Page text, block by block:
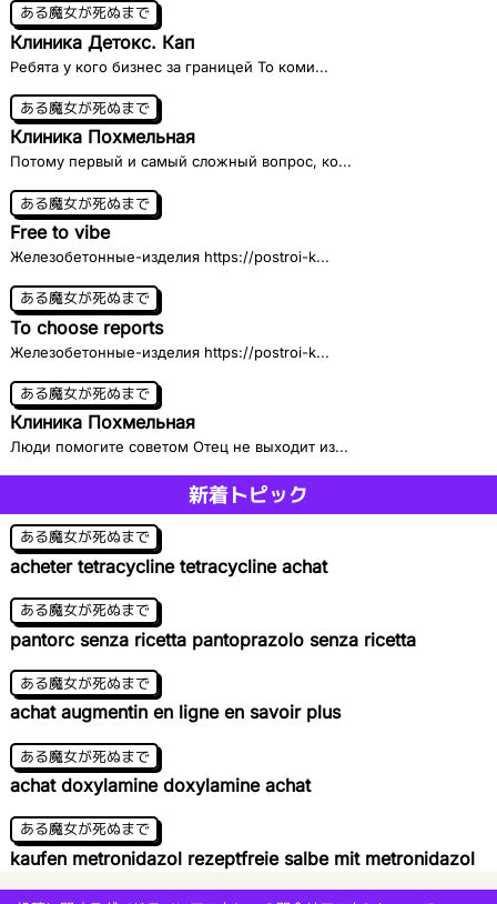
ある魔女が死ぬまで
Клиника Детокс. Кап
Ребята у кого бизнес за границей То коми...
ある魔女が死ぬまで
Клиника Похмельная
Потому первый и самый сложный вопрос, ко...
ある魔女が死ぬまで
Free to vibe
Железобетонные-изделия https://postroi-k...
ある魔女が死ぬまで
To choose reports
Железобетонные-изделия https://postroi-k...
ある魔女が死ぬまで
Клиника Похмельная
Люди помогите советом Отец не выходит из...
新着トピック
ある魔女が死ぬまで
acheter tetracycline tetracycline achat
ある魔女が死ぬまで
pantorc senza ricetta pantoprazolo senza ricetta
ある魔女が死ぬまで
achat augmentin en ligne en savoir plus
ある魔女が死ぬまで
achat doxylamine doxylamine achat
ある魔女が死ぬまで
kaufen metronidazol rezeptfreie salbe mit metronidazol